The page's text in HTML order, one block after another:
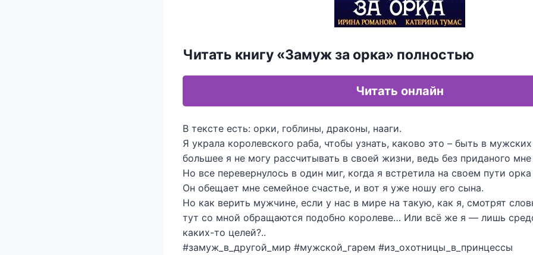
Читать книгу «Замуж за орка» полностью
Читать онлайн
В тексте есть: орки, гоблины, драконы, нааги.
Я украла королевского раба, чтобы узнать, каково это – быть в
большее я не могу рассчитывать в своей жизни, ведь без приданого
Но все перевернулось в один миг, когда я встретила на своем пути
Он обещает мне семейное счастье, и вот я уже ношу его сына.
Но как верить мужчине, если у нас в мире на такую, как я, смотрят
тут со мной обращаются подобно королеве… Или всё же я — лишь
каких-то целей?..
#замуж_в_другой_мир #мужской_гарем #из_охотницы_в_принцессы